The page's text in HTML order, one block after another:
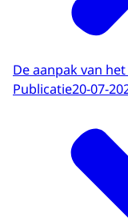
De aanpak van
Publicatie20-07-